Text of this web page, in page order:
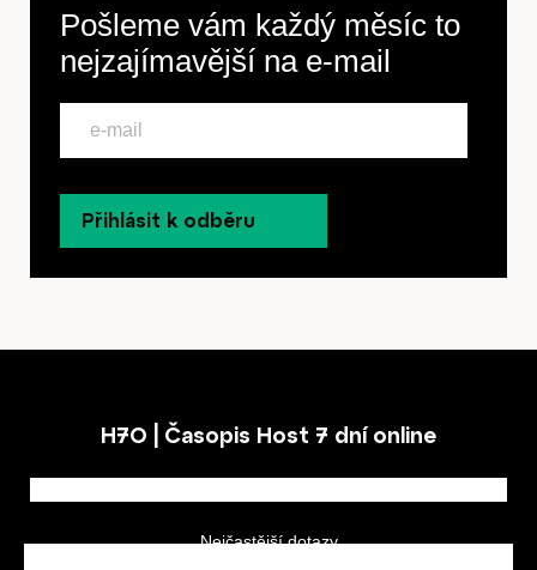
Pošleme vám každý měsíc to
nejzajímavější na e-mail
Přihlásit k odběru
H7O | Časopis Host 7 dní online
Nejčastější dotazy